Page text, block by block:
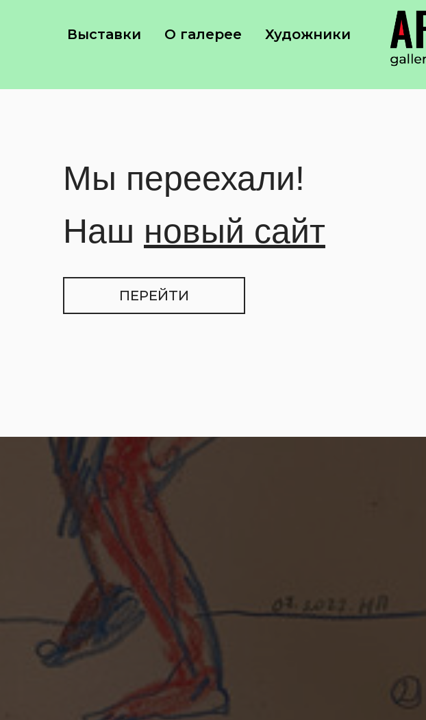
Выставки О галерее Художники
Мы переехали!
Наш новый сайт
ПЕРЕЙТИ